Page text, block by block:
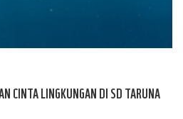
CINTA LINGKUNGAN DI SD TARUNA